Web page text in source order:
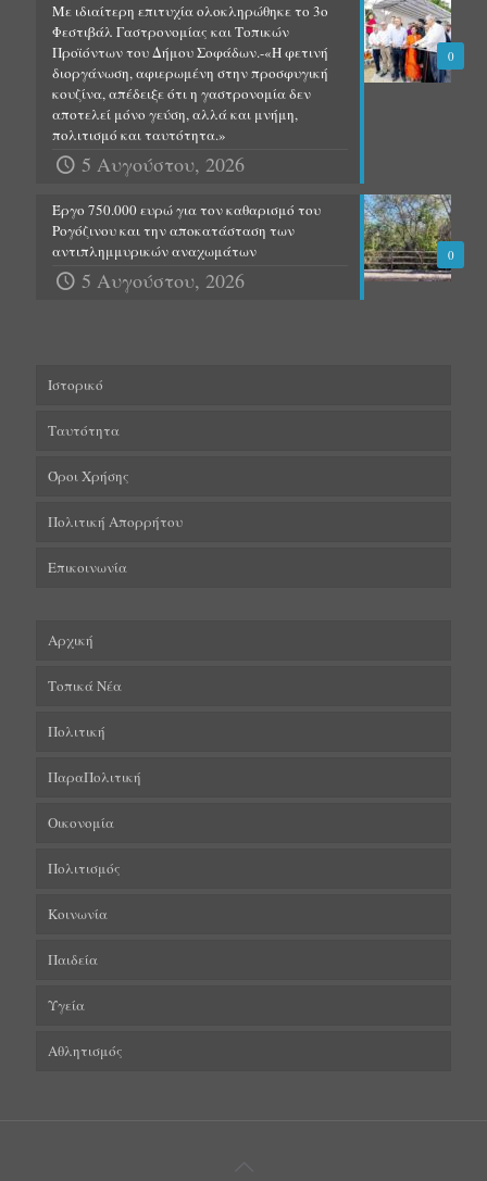
0
Με ιδιαίτερη επιτυχία ολοκληρώθηκε το 3ο
Φεστιβάλ Γαστρονομίας και Τοπικών
Προϊόντων του Δήμου Σοφάδων.-«Η φετινή
διοργάνωση, αφιερωμένη στην προσφυγική
κουζίνα, απέδειξε ότι η γαστρονομία δεν
αποτελεί μόνο γεύση, αλλά και μνήμη,
πολιτισμό και ταυτότητα.»
5 Αυγούστου, 2026
0
Έργο 750.000 ευρώ για τον καθαρισμό του
Ρογόζινου και την αποκατάσταση των
αντιπλημμυρικών αναχωμάτων
5 Αυγούστου, 2026
Ιστορικό
Ταυτότητα
Όροι Χρήσης
Πολιτική Απορρήτου
Επικοινωνία
Αρχική
Τοπικά Νέα
Πολιτική
ΠαραΠολιτική
Οικονομία
Πολιτισμός
Κοινωνία
Παιδεία
Υγεία
Αθλητισμός